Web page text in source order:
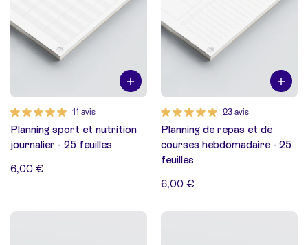
11 avis
Planning sport et nutrition
journalier - 25 feuilles
6,00 €
23 avis
Planning de repas et de
courses hebdomadaire - 25
feuilles
6,00 €